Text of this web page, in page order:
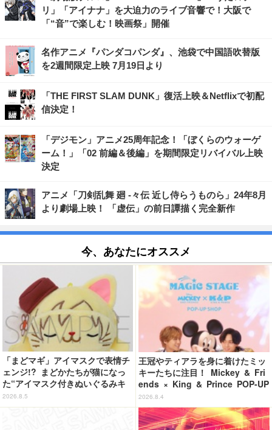
リ」「アイナナ」を大迫力のライブ音響で！大阪で
「“音”で楽しむ！映画祭」開催
名作アニメ『パンダコパンダ』、池袋で中国語吹替版
を2週間限定上映 7月19日より
「THE FIRST SLAM DUNK」復活上映＆Netflixで初配
信決定！
「デジモン」アニメ25周年記念！「ぼくらのウォーゲ
ーム！」「02 前編＆後編」を期間限定リバイバル上映
決定
アニメ「刀剣乱舞 廻 -々伝 近し侍らうものら」24年8月
より劇場上映！ 「虚伝」の前日譚描く完全新作
今、あなたにオススメ
「まどマギ」アイマスクで表情チ
ェンジ!? まどかたちが猫になっ
た“アイマスク付きぬいぐるみキ
ーホルダー”が登場
2026.8.5
王冠やティアラを身に着けたミッ
キーたちに注目！ Mickey & Fri
ends × King & Prince POP-UP
SHOP「MAGIC STAGE」に新商
品登場
2026.8.4